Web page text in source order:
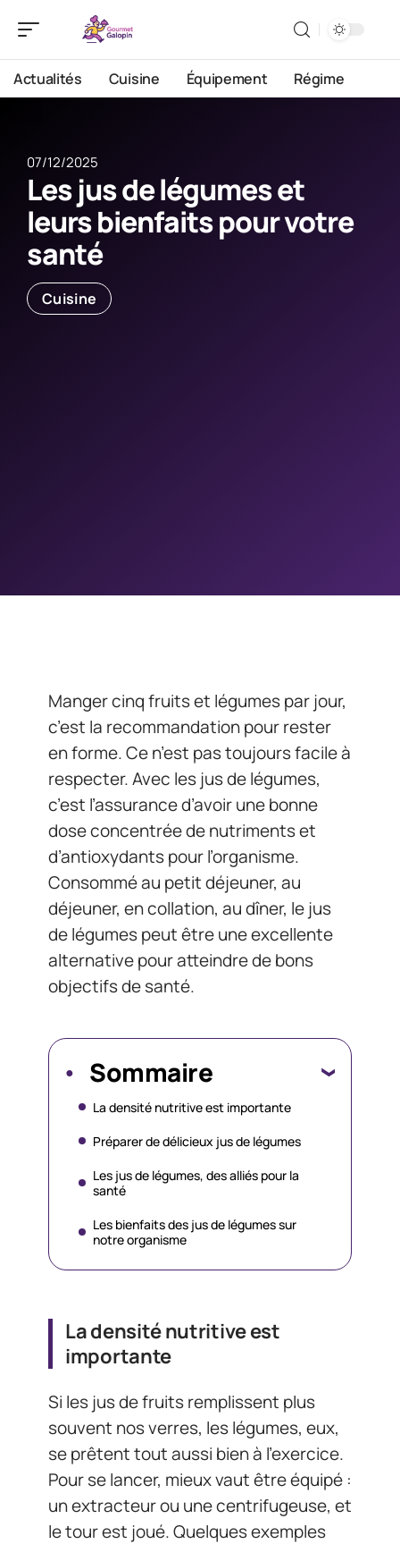
Actualités Cuisine Équipement Régime
07/12/2025
Les jus de légumes et
leurs bienfaits pour votre
santé
Cuisine
Manger cinq fruits et légumes par jour,
c’est la recommandation pour rester
en forme. Ce n’est pas toujours facile à
respecter. Avec les jus de légumes,
c’est l’assurance d’avoir une bonne
dose concentrée de nutriments et
d’antioxydants pour l’organisme.
Consommé au petit déjeuner, au
déjeuner, en collation, au dîner, le jus
de légumes peut être une excellente
alternative pour atteindre de bons
objectifs de santé.
Sommaire
La densité nutritive est importante
Préparer de délicieux jus de légumes
Les jus de légumes, des alliés pour la
santé
Les bienfaits des jus de légumes sur
notre organisme
La densité nutritive est
importante
Si les jus de fruits remplissent plus
souvent nos verres, les légumes, eux,
se prêtent tout aussi bien à l’exercice.
Pour se lancer, mieux vaut être équipé :
un extracteur ou une centrifugeuse, et
le tour est joué. Quelques exemples